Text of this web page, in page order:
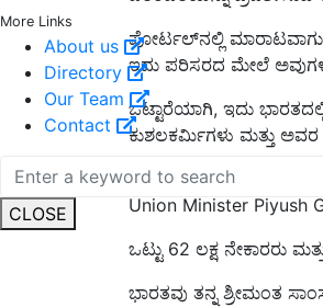
More Links
About us
Directory
Our Team
Contact
CLOSE
ಪೋರ್ಟಲ್‌ನಲ್ಲಿ
ಇದು ಪರಿಸರದ ಮೇಲೆ
ಒಟ್ಟಾರೆಯಾಗಿ, ಇದು
ಕುಶಲಕರ್ಮಿಗಳು ಮತ್ತು
Union Minister Piyush
ಒಟ್ಟು 62 ಲಕ್ಷ
ಭಾರತವು ತನ್ನ ಶ್ರೀಮಂತ
ಕೈಮಗ್ಗ ಮತ್ತು ಕರಕುಶಲ